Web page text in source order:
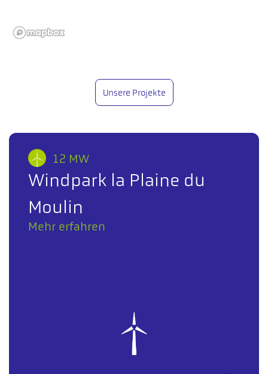
Unsere Projekte
12 MW
Windpark la Plaine du
Moulin
Mehr erfahren